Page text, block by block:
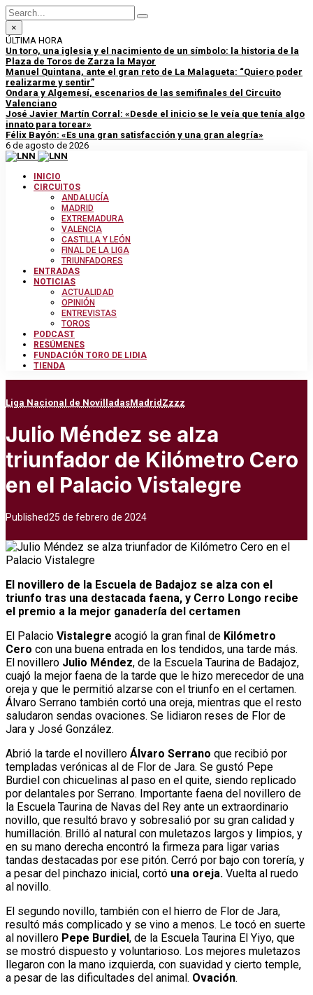
×
ÚLTIMA HORA
Un toro, una iglesia y el nacimiento de un símbolo: la historia de la
Plaza de Toros de Zarza la Mayor
Manuel Quintana, ante el gran reto de La Malagueta: “Quiero poder
realizarme y sentir”
Ondara y Algemesí, escenarios de las semifinales del Circuito
Valenciano
José Javier Martín Corral: «Desde el inicio se le veía que tenía algo
innato para torear»
Félix Bayón: «Es una gran satisfacción y una gran alegría»
6 de agosto de 2026
INICIO
CIRCUITOS
ANDALUCÍA
MADRID
EXTREMADURA
VALENCIA
CASTILLA Y LEÓN
FINAL DE LA LIGA
TRIUNFADORES
ENTRADAS
NOTICIAS
ACTUALIDAD
OPINIÓN
ENTREVISTAS
TOROS
PODCAST
RESÚMENES
FUNDACIÓN TORO DE LIDIA
TIENDA
Liga Nacional de NovilladasMadrid Zzzz
Julio Méndez se alza
triunfador de Kilómetro Cero
en el Palacio Vistalegre
Published25 de febrero de 2024
El novillero de la Escuela de Badajoz se alza con el
triunfo tras una destacada faena, y Cerro Longo recibe
el premio a la mejor ganadería del certamen
El Palacio Vistalegre acogió la gran final de Kilómetro
Cero con una buena entrada en los tendidos, una tarde más.
El novillero Julio Méndez, de la Escuela Taurina de Badajoz,
cuajó la mejor faena de la tarde que le hizo merecedor de una
oreja y que le permitió alzarse con el triunfo en el certamen.
Álvaro Serrano también cortó una oreja, mientras que el resto
saludaron sendas ovaciones. Se lidiaron reses de Flor de
Jara y José González.
Abrió la tarde el novillero Álvaro Serrano que recibió por
templadas verónicas al de Flor de Jara. Se gustó Pepe
Burdiel con chicuelinas al paso en el quite, siendo replicado
por delantales por Serrano. Importante faena del novillero de
la Escuela Taurina de Navas del Rey ante un extraordinario
novillo, que resultó bravo y sobresalió por su gran calidad y
humillación. Brilló al natural con muletazos largos y limpios, y
en su mano derecha encontró la firmeza para ligar varias
tandas destacadas por ese pitón. Cerró por bajo con torería, y
a pesar del pinchazo inicial, cortó una oreja. Vuelta al ruedo
al novillo.
El segundo novillo, también con el hierro de Flor de Jara,
resultó más complicado y se vino a menos. Le tocó en suerte
al novillero Pepe Burdiel , de la Escuela Taurina El Yiyo, que
se mostró dispuesto y voluntarioso. Los mejores muletazos
llegaron con la mano izquierda, con suavidad y cierto temple,
a pesar de las dificultades del animal. Ovación.